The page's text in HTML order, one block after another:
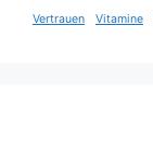
Vertrauen Vitamine